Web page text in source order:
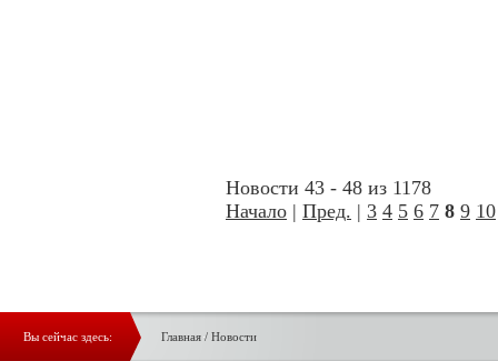
Новости 43 - 48 из 1178
Начало | Пред. | 3 4 5 6 7 8 9 10
Вы сейчас здесь: Главная/ Новости